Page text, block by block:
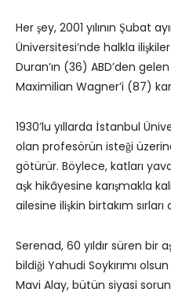
Her şey, 2001 yılının Şubat
Üniversitesi’nde halkla
Duran’ın (36) ABD’den
Maximilian Wagner’i (87)
1930’lu yıllarda İstanbul
olan profesörün isteği
götürür. Böylece, katları
aşk hikâyesine karışmakla
ailesine ilişkin birtakım sırları
Serenad, 60 yıldır süren bir
bildiği Yahudi Soykırımı
Mavi Alay, bütün siyasi